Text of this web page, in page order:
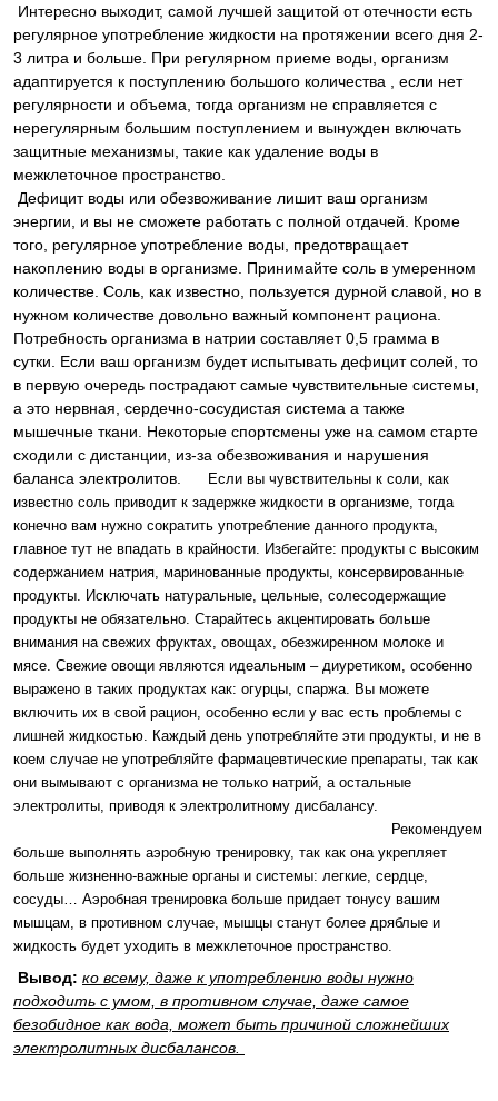
Интересно выходит, самой лучшей защитой от отечности есть
регулярное употребление жидкости на протяжении всего дня 2-
3 литра и больше. При регулярном приеме воды, организм
адаптируется к поступлению большого количества , если нет
регулярности и объема, тогда организм не справляется с
нерегулярным большим поступлением и вынужден включать
защитные механизмы, такие как удаление воды в
межклеточное пространство.
Дефицит воды или обезвоживание лишит ваш организм
энергии, и вы не сможете работать с полной отдачей. Кроме
того, регулярное употребление воды, предотвращает
накоплению воды в организме. Принимайте соль в умеренном
количестве. Соль, как известно, пользуется дурной славой, но в
нужном количестве довольно важный компонент рациона.
Потребность организма в натрии составляет 0,5 грамма в
сутки. Если ваш организм будет испытывать дефицит солей, то
в первую очередь пострадают самые чувствительные системы,
а это нервная, сердечно-сосудистая система а также
мышечные ткани. Некоторые спортсмены уже на самом старте
сходили с дистанции, из-за обезвоживания и нарушения
баланса электролитов.
Если вы чувствительны к соли, как
известно соль приводит к задержке жидкости в организме, тогда
конечно вам нужно сократить употребление данного продукта,
главное тут не впадать в крайности. Избегайте: продукты с высоким
содержанием натрия, маринованные продукты, консервированные
продукты. Исключать натуральные, цельные, солесодержащие
продукты не обязательно. Старайтесь акцентировать больше
внимания на свежих фруктах, овощах, обезжиренном молоке и
мясе. Свежие овощи являются идеальным – диуретиком, особенно
выражено в таких продуктах как: огурцы, спаржа. Вы можете
включить их в свой рацион, особенно если у вас есть проблемы с
лишней жидкостью. Каждый день употребляйте эти продукты, и не в
коем случае не употребляйте фармацевтические препараты, так как
они вымывают с организма не только натрий, а остальные
электролиты, приводя к электролитному дисбалансу.
Рекомендуем
больше выполнять аэробную тренировку, так как она укрепляет
больше жизненно-важные органы и системы: легкие, сердце,
сосуды… Аэробная тренировка больше придает тонусу вашим
мышцам, в противном случае, мышцы станут более дряблые и
жидкость будет уходить в межклеточное пространство.
Вывод: ко всему, даже к употреблению воды нужно
подходить с умом, в противном случае, даже самое
безобидное как вода, может быть причиной сложнейших
электролитных дисбалансов.